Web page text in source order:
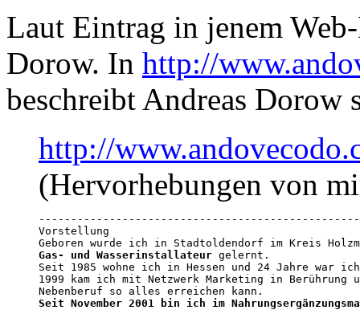
Laut Eintrag in jenem
Dorow. In http://
beschreibt Andreas Dorow
http://
(Hervorhebungen von
Vorstellung
Gas- und Wasserinstallateur gelernt.
Seit 1985 wohne ich in Hessen und 24 Jahre
1999 kam ich mit Netzwerk Marketing in Berührung
Seit November 2001 bin ich im